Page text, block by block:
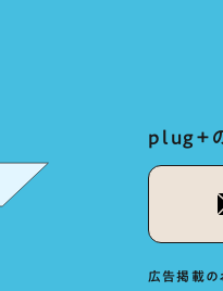
plug+
広告掲載の